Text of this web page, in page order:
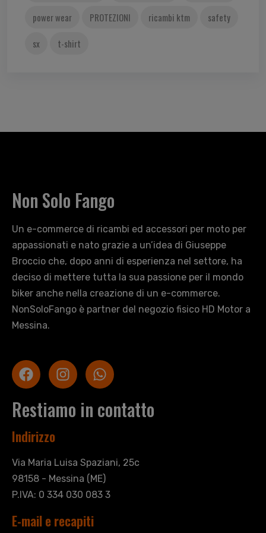
power wear
PROTEZIONI ricambi ktm
safety
sx
t-shirt
Non Solo Fango
Un e-commerce di ricambi ed accessori per moto per
appassionati e nato grazie a un’idea di Giuseppe
Broccio che, dopo anni di esperienza nel settore, ha
deciso di mettere tutta la sua passione per il mondo
biker anche nella creazione di un e-commerce.
NonSoloFango è partner del negozio fisico HD Motor a
Messina.
Restiamo in contatto
Indirizzo
Via Maria Luisa Spaziani, 25c
98158 - Messina (ME)
P.IVA: 0 334 030 083 3
E-mail e recapiti